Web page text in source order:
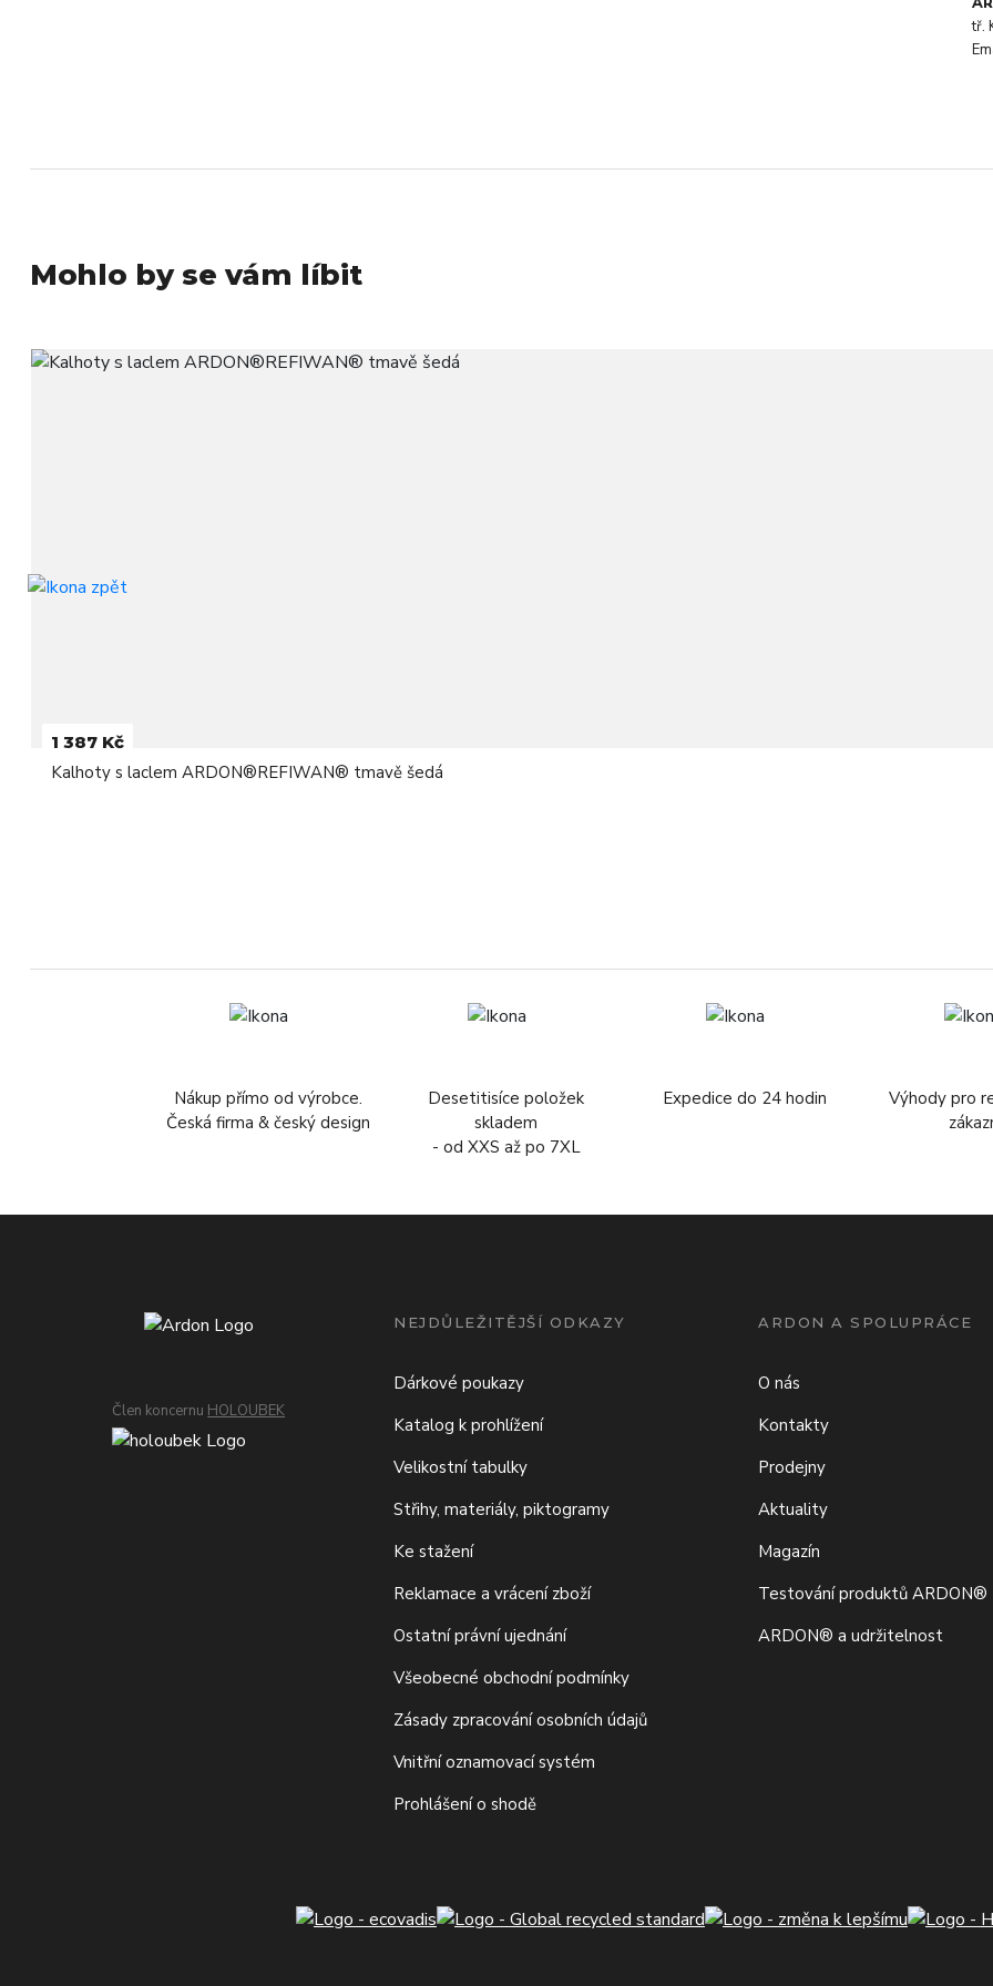
tř.
Mohlo by se vám líbit
1 387 Kč
Kalhoty s laclem ARDON®REFIWAN® tmavě šedá
Nákup přímo od výrobce.
Česká firma & český design
Desetitisíce položek
skladem
- od XXS až po 7XL
Expedice do 24 hodin
Výhody pro
Člen koncernu HOLOUBEK
NEJDŮLEŽITĚJŠÍ ODKAZY
Dárkové poukazy
Katalog k prohlížení
Velikostní tabulky
Střihy, materiály, piktogramy
Ke stažení
Reklamace a vrácení zboží
Ostatní právní ujednání
Všeobecné obchodní podmínky
Zásady zpracování osobních údajů
Vnitřní oznamovací systém
Prohlášení o shodě
ARDON A SPOLUPRÁCE
O nás
Kontakty
Prodejny
Aktuality
Magazín
Testování produktů ARDON®
ARDON® a udržitelnost